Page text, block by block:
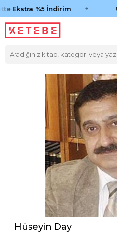
Ekstra %5 İndirim
Hüseyin Dayı